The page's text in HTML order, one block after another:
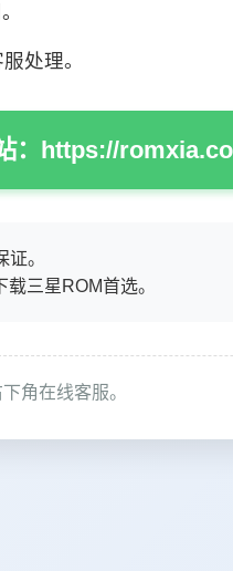
处理。
：https://
。
三星ROM首选。
角在线客服。